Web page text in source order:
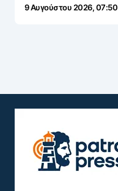
9 Αυγούστου 2026, 07:50